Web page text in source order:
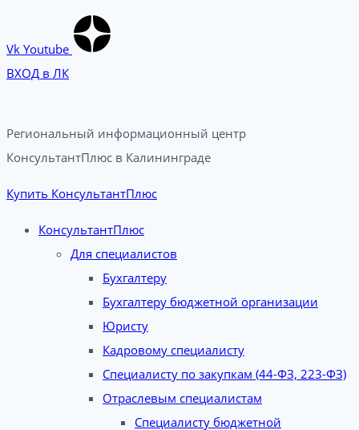
Vk Youtube
ВХОД в ЛК
Региональный информационный центр
КонсультантПлюс в Калининграде​
Купить КонсультантПлюс
КонсультантПлюс
Для специалистов
Бухгалтеру
Бухгалтеру бюджетной организации
Юристу
Кадровому специалисту
Специалисту по закупкам (44-ФЗ, 223-ФЗ)
Отраслевым специалистам
Специалисту бюджетной